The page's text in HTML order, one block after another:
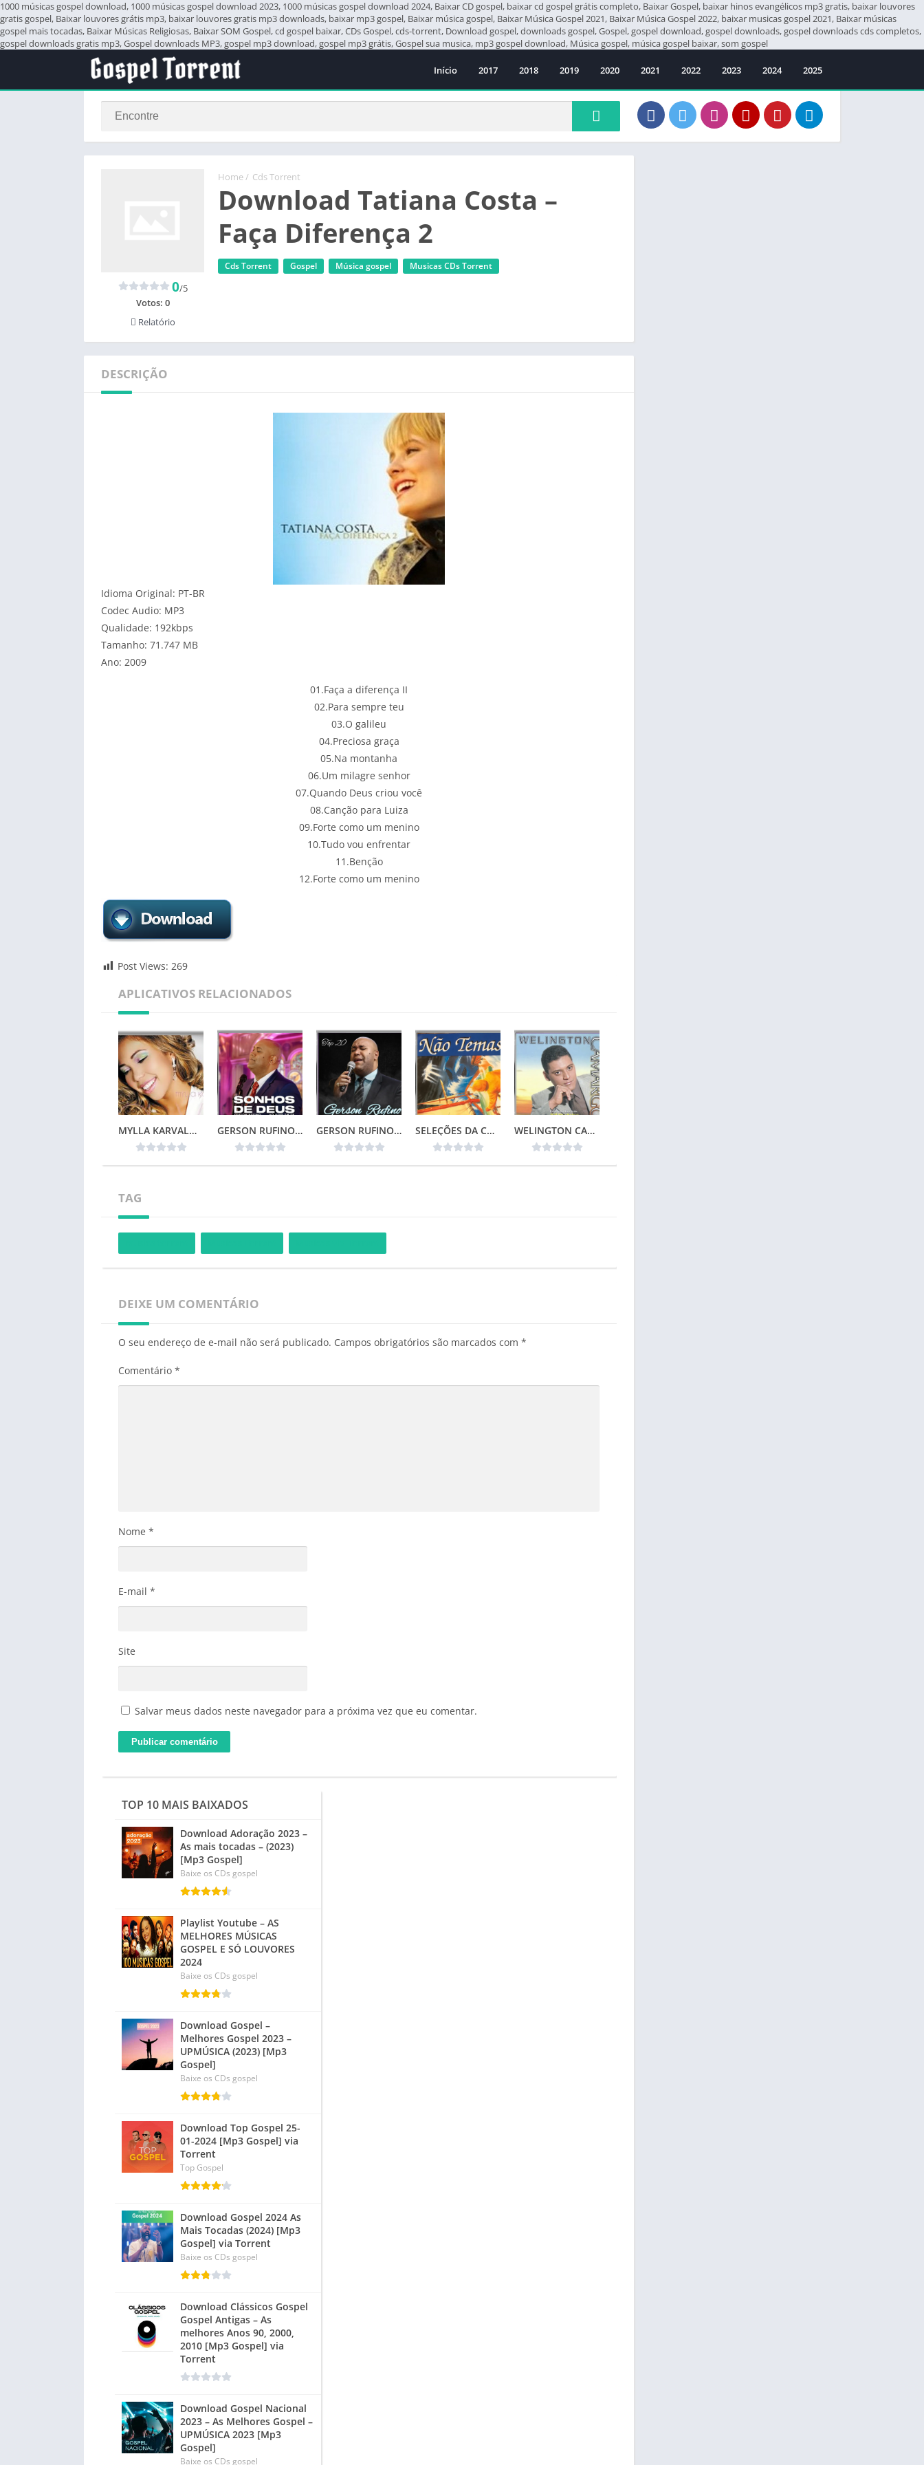
1000 músicas gospel download, 1000 músicas gospel download 2023, 1000 músicas gospel download 2024, Baixar CD gospel, baixar cd gospel grátis completo, Baixar Gospel, baixar hinos evangélicos mp3 gratis, baixar louvores
gratis gospel, Baixar louvores grátis mp3, baixar louvores gratis mp3 downloads, baixar mp3 gospel, Baixar música gospel, Baixar Música Gospel 2021, Baixar Música Gospel 2022, baixar musicas gospel 2021, Baixar músicas
gospel mais tocadas, Baixar Músicas Religiosas, Baixar SOM Gospel, cd gospel baixar, CDs Gospel, cds-torrent, Download gospel, downloads gospel, Gospel, gospel download, gospel downloads, gospel downloads cds completos,
gospel downloads gratis mp3, Gospel downloads MP3, gospel mp3 download, gospel mp3 grátis, Gospel sua musica, mp3 gospel download, Música gospel, música gospel baixar, som gospel
Início 2017 2018 2019 2020 2021 2022 2023 2024 2025
Home / Cds Torrent
Download Tatiana Costa –
Faça Diferença 2
Cds Torrent Gospel Música gospel ‎Musicas CDs Torrent
0/5
Votos: 0
Relatório
DESCRIÇÃO
Idioma Original: PT-BR
Codec Audio: MP3
Qualidade: 192kbps
Tamanho: 71.747 MB
Ano: 2009
01.Faça a diferença II
02.Para sempre teu
03.O galileu
04.Preciosa graça
05.Na montanha
06.Um milagre senhor
07.Quando Deus criou você
08.Canção para Luiza
09.Forte como um menino
10.Tudo vou enfrentar
11.Benção
12.Forte como um menino
Post Views: 269
APLICATIVOS RELACIONADOS
MYLLA KARVALHO – MINHA VIDA GERSON RUFINO – SONHOS DE DEUS (2024) GERSON RUFINO – TOP 20 SELEÇÕES DA COLEÇÃO CANÇÕES DE VIDA – NÃO TEMAS (1996)📌 WELINGTON CAMARGO (1999)
TAG
DEIXE UM COMENTÁRIO
O seu endereço de e-mail não será publicado. Campos obrigatórios são marcados com *
Comentário *
Nome *
E-mail *
Site
Salvar meus dados neste navegador para a próxima vez que eu comentar.
TOP 10 MAIS BAIXADOS
Download Adoração 2023 –
As mais tocadas – (2023)
[Mp3 Gospel]
Baixe os CDs gospel
Playlist Youtube – AS
MELHORES MÚSICAS
GOSPEL E SÓ LOUVORES
2024
Baixe os CDs gospel
Download Gospel –
Melhores Gospel 2023 –
UPMÚSICA (2023) [Mp3
Gospel]
Baixe os CDs gospel
Download Top Gospel 25-
01-2024 [Mp3 Gospel] via
Torrent
Top Gospel
Download Gospel 2024 As
Mais Tocadas (2024) [Mp3
Gospel] via Torrent
Baixe os CDs gospel
Download Clássicos Gospel
Gospel Antigas – As
melhores Anos 90, 2000,
2010 [Mp3 Gospel] via
Torrent
Download Gospel Nacional
2023 – As Melhores Gospel –
UPMÚSICA 2023 [Mp3
Gospel]
Baixe os CDs gospel